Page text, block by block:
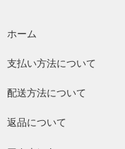
ホーム
支払い方法について
配送方法について
返品について